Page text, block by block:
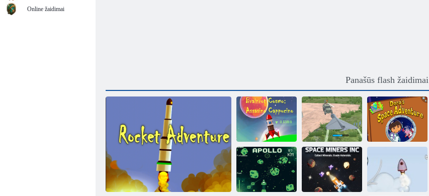
Panašūs flash žaidimai
„Brainrot
Cosmo“:
„Assassino
cappuccino“
Raketos ir
dronai: streikas
karinėje bazėje
„Dora the
Explorer Dora“
kosmoso
nuotykis
Online žaidimai